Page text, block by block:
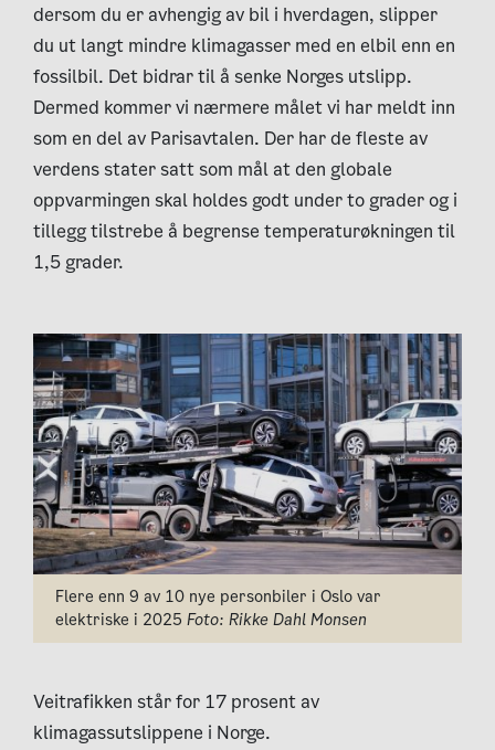
dersom du er avhengig av bil i hverdagen, slipper
du ut langt mindre klimagasser med en elbil enn en
fossilbil. Det bidrar til å senke Norges utslipp.
Dermed kommer vi nærmere målet vi har meldt inn
som en del av Parisavtalen. Der har de fleste av
verdens stater satt som mål at den globale
oppvarmingen skal holdes godt under to grader og i
tillegg tilstrebe å begrense temperaturøkningen til
1,5 grader.
Flere enn 9 av 10 nye personbiler i Oslo var
elektriske i 2025 Foto: Rikke Dahl Monsen
Veitrafikken står for 17 prosent av
klimagassutslippene i Norge.